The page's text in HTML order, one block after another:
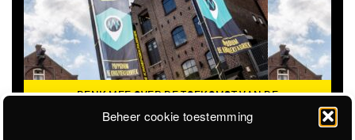
Beheer cookie toestemming
DENK MEE OVER DE TOEKOMST VAN DE
KROEPOEKFABRIEK